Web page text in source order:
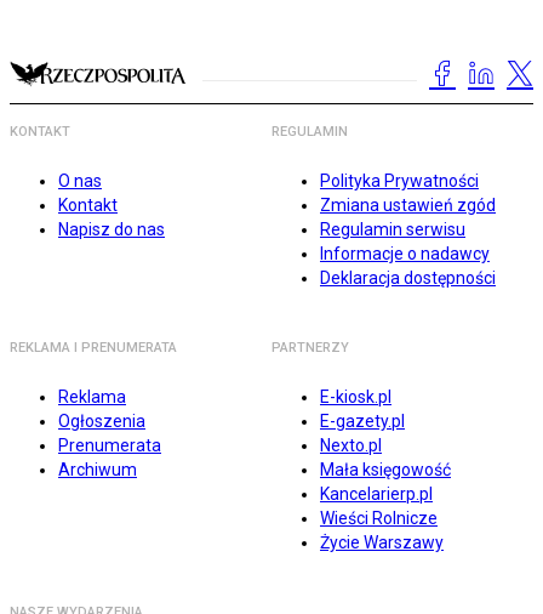
KONTAKT
O nas
Kontakt
Napisz do nas
REGULAMIN
Polityka Prywatności
Zmiana ustawień zgód
Regulamin serwisu
Informacje o nadawcy
Deklaracja dostępności
REKLAMA I PRENUMERATA
Reklama
Ogłoszenia
Prenumerata
Archiwum
PARTNERZY
E-kiosk.pl
E-gazety.pl
Nexto.pl
Mała księgowość
Kancelarierp.pl
Wieści Rolnicze
Życie Warszawy